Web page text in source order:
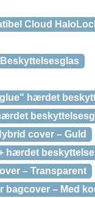
Cloud
glue" hærdet
cover – Guld
hærdet
– Transparent
bagcover – Med